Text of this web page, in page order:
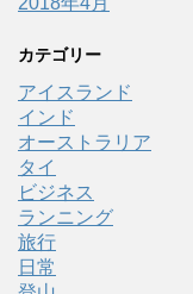
カテゴリー
アイスランド
インド
オーストラリア
タイ
ビジネス
ランニング
旅行
日常